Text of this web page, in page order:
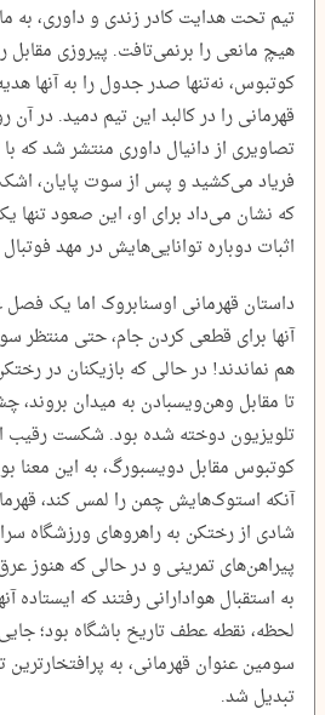
تیم تحت هدایت کادر زندی و داوری، به
هیچ مانعی را برنمی‌تافت. پیروزی مقابل
کوتبوس، نه‌تنها صدر جدول را به آنها
قهرمانی را در کالبد این تیم دمید. در
تصاویری از دانیال داوری منتشر شد که
فریاد می‌کشید و پس از سوت پایان،
که نشان می‌داد برای او، این صعود تنها
اثبات دوباره توانایی‌هایش در مهد
داستان قهرمانی اوسنابروک اما یک
آنها برای قطعی کردن جام، حتی منتظر
هم نماندند! در حالی که بازیکنان در
تا مقابل وهن‌ویسبادن به میدان
تلویزیون دوخته شده بود. شکست رقیب
کوتبوس مقابل دویسبورگ، به این معنا
آنکه استوک‌هایش چمن را لمس کند،
شادی از رختکن به راهروهای ورزشگاه
پیراهن‌های تمرینی و در حالی که هنوز
به استقبال هوادارانی رفتند که ایستاده
لحظه، نقطه عطف تاریخ باشگاه بود؛
سومین عنوان قهرمانی، به پرافتخارترین
تبدیل شد.